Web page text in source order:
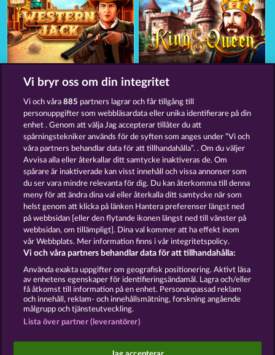
Western Jack
Texas Tycoon The Griffin
Användarvillkor Sekretesspolicy Avtryck
Om Företaget FAQ Facebook Blogg
Skicka in en begäran om att ångra köpet
Sociala casinospel är endast avsedda för
underhållningsändamål och har absolut inget
Vi bryr oss om din integritet
Vi och våra885 partners lagrar och får tillgång till
personuppgifter som webbläsardata eller unika identifierare på din
enhet . Genom att välja Jag accepterar tillåter du att
spårningstekniker används för de syften som anges under ”Vi och
våra partners behandlar data för att tillhandahålla”. . Om du väljer
Avvisa alla eller återkallar ditt samtycke inaktiveras de. Om
spårare är inaktiverade kan visst innehåll och vissa annonser som
du ser vara mindre relevanta för dig. Du kan återkomma till denna
meny för att ändra dina val eller återkalla ditt samtycke när som
helst genom att klicka på länken Hantera preferenser längst ned
på webbsidan [eller den flytande ikonen längst ned till vänster på
webbsidan, om tillämpligt]. Dina val kommer att ha effekt inom
vår Webbplats. Mer information finns i vår integritetspolicy.
Vi och våra partners behandlar data för att tillhandahålla:
Använda exakta uppgifter om geografisk positionering. Aktivt läsa
av enhetens egenskaper för identifieringsändamål. Lagra och/eller
få åtkomst till information på en enhet. Personanpassad reklam
och innehåll, reklam- och innehållsmätning, forskning angående
målgrupp och tjänsteutveckling.
Lista över partner (leverantörer)